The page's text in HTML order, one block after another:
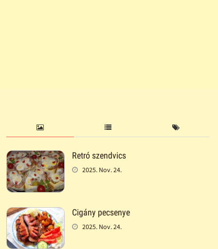
Retró szendvics
2025. Nov. 24.
Cigány pecsenye
2025. Nov. 24.